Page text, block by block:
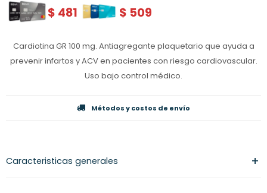
$ 481 $ 509
Cardiotina GR 100 mg. Antiagregante plaquetario que ayuda a
prevenir infartos y ACV en pacientes con riesgo cardiovascular.
Uso bajo control médico.
Métodos y costos de envío
Caracteristicas generales